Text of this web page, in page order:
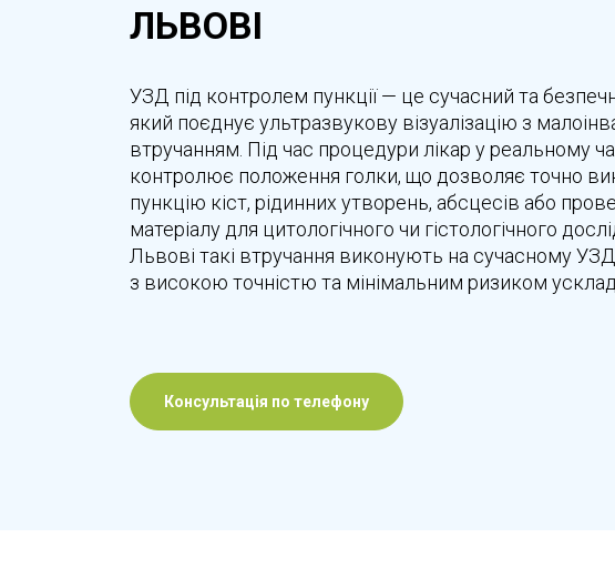
ЛЬВОВІ
УЗД під контролем пункції — це сучасний та
який поєднує ультразвукову візуалізацію з
втручанням. Під час процедури лікар у реальному
контролює положення голки, що дозволяє точно
пункцію кіст, рідинних утворень, абсцесів або
матеріалу для цитологічного чи гістологічного
Львові такі втручання виконують на сучасному
з високою точністю та мінімальним ризиком
Консультація по телефону